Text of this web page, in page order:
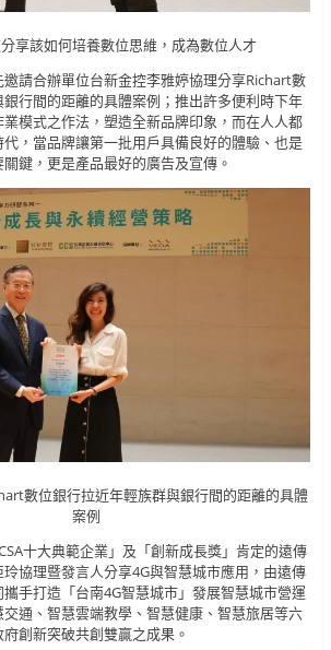
享該如何培養數位思維，成為數位人才
請合辦單位台新金控李雅婷協理分享Richart數
行間的距離的具體案例；推出許多便利時下年
模式之作法，塑造全新品牌印象，而在人人都
，當品牌讓第一批用戶具備良好的體驗、也是
鍵，更是產品最好的廣告及宣傳。
數位銀行拉近年輕族群與銀行間的距離的具體
案例
十大典範企業」及「創新成長獎」肯定的遠傳
協理暨發言人分享4G與智慧城市應用，由遠傳
手打造「台南4G智慧城市」發展智慧城市營運
通、智慧雲端教學、智慧健康、智慧旅居等六
創新突破共創雙贏之成果。